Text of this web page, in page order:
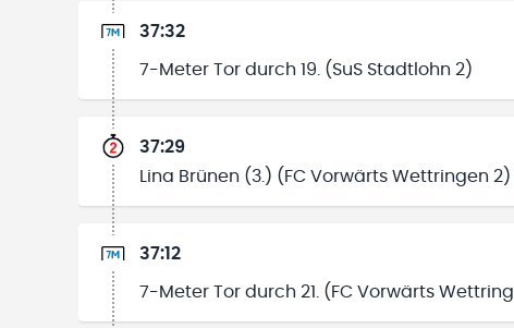
37:32
7-Meter Tor durch 19. (SuS Stadtlohn 2)
37:29
Lina Brünen (3.) (FC Vorwärts Wettringen
37:12
7-Meter Tor durch 21. (FC Vorwärts